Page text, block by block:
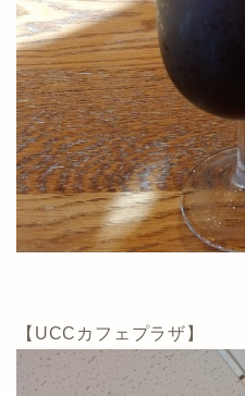
【UCCカフェプラザ】